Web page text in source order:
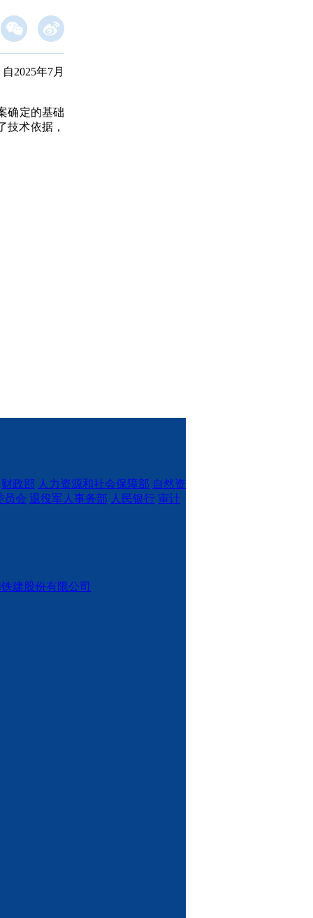
自2025年7月
确定的基础
技术依据，
财政部 人力资源和社会保障部 自然资
员会 退役军人事务部 人民银行 审计
建股份有限公司